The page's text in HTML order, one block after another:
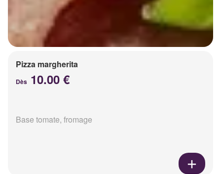
Pizza margherita
Dès 10.00 €
Base tomate, fromage